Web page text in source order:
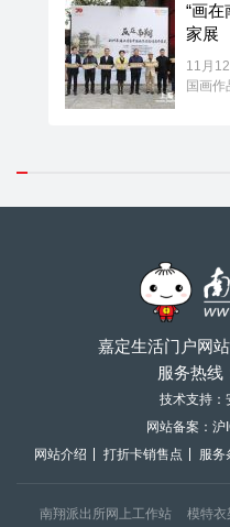
“画
家展
11月
国画作
嘉定生活门户网
服务热线
技术支持：
网站备案： 沪
网站介绍
打折卡销售点 服务
南翔派出所网上工作站 模特衣